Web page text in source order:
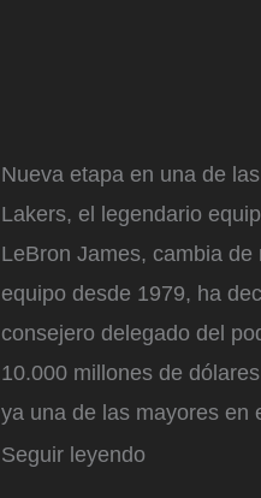
Nueva etapa en una de
Lakers, el legendario
LeBron James, cambia
equipo desde 1979, ha
consejero delegado del
10.000 millones de
ya una de las mayores en
Seguir leyendo